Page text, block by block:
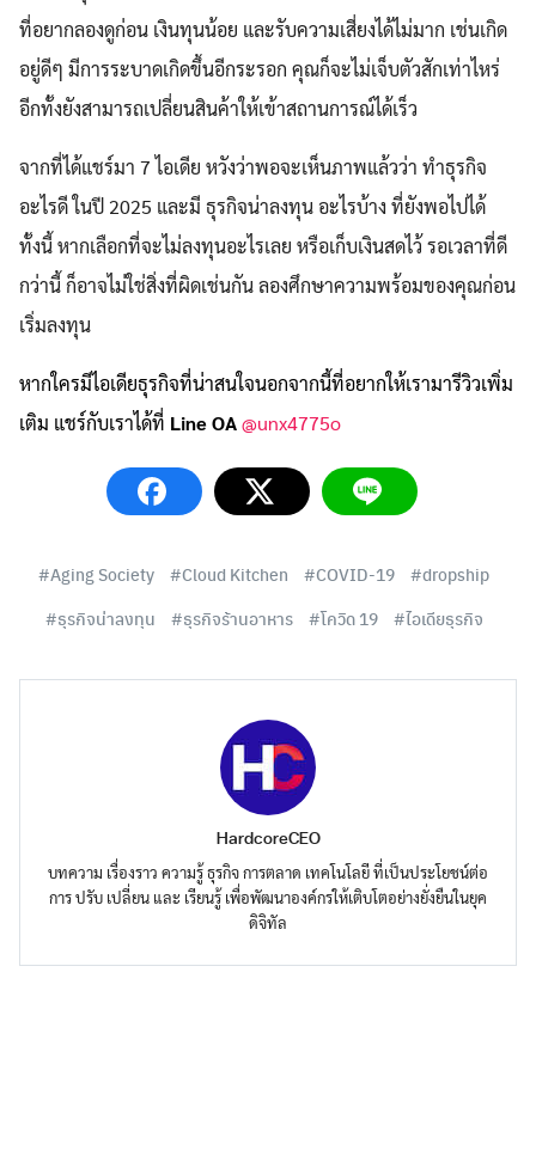
ที่อยากลองดูก่อน เงินทุนน้อย และรับความเสี่ยงได้ไม่มาก เช่นเกิด
อยู่ดีๆ มีการระบาดเกิดขึ้นอีกระรอก คุณก็จะไม่เจ็บตัวสักเท่าไหร่
อีกทั้งยังสามารถเปลี่ยนสินค้าให้เข้าสถานการณ์ได้เร็ว
จากที่ได้แชร์มา 7 ไอเดีย หวังว่าพอจะเห็นภาพแล้วว่า ทำธุรกิจ
อะไรดี ในปี 2025 และมี ธุรกิจน่าลงทุน อะไรบ้าง ที่ยังพอไปได้
ทั้งนี้ หากเลือกที่จะไม่ลงทุนอะไรเลย หรือเก็บเงินสดไว้ รอเวลาที่ดี
กว่านี้ ก็อาจไม่ใช่สิ่งที่ผิดเช่นกัน ลองศึกษาความพร้อมของคุณก่อน
เริ่มลงทุน
หากใครมีไอเดียธุรกิจที่น่าสนใจนอกจากนี้ที่อยากให้เรามารีวิวเพิ่ม
เติม แชร์กับเราได้ที่ Line OA@unx4775o
Aging Society Cloud Kitchen COVID-19
dropship
ธุรกิจน่าลงทุน
ธุรกิจร้านอาหาร โควิด 19 ไอเดียธุรกิจ
HardcoreCEO
บทความ เรื่องราว ความรู้ ธุรกิจ การตลาด เทคโนโลยี ที่เป็นประโยชน์ต่อ
การ ปรับ เปลี่ยน และ เรียนรู้ เพื่อพัฒนาองค์กรให้เติบโตอย่างยั่งยืนในยุค
ดิจิทัล